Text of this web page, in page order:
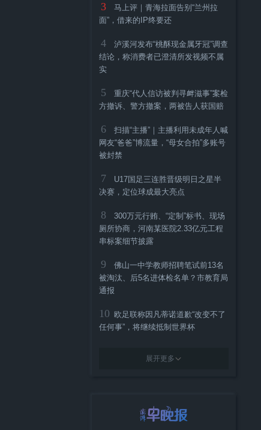
3
马上评｜青海拉面告别“兰州拉
面”，借来的IP终要还
4
泸溪河发布“桃酥现金属牙冠”调查
结论，称消费者已澄清所发视频不属
实
5
重庆“代人信访被判寻衅滋事”案检
方撤诉、警方撤案，两被告人获国赔
6
扫描“主播”｜主播利用未成年人喊
网友“爸爸”博流量，“母女合拍”多账号
被封禁
7
U17国足三连胜晋级明日之星半
决赛，定位球成最大亮点
8
300万元行贿、“定制”标书、现场
厕所协商，河南某医院2.33亿元工程
串标案细节披露
9
佛山一中学教师招聘笔试前13名
被淘汰、后5名进体检名单？市教育局
通报
10 欧足联称因凡蒂诺道歉“改变不了
任何事”，将继续抵制世界杯
展开更多